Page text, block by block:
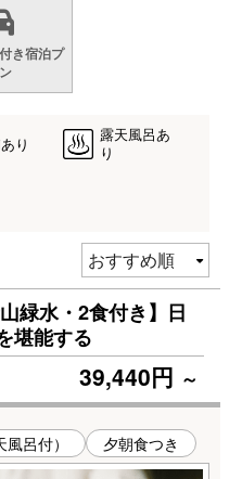
き宿泊プ
り
露天風呂あ
り
緑水・2食付き】日
堪能する
39,440円 ～
呂付） 夕朝食つき